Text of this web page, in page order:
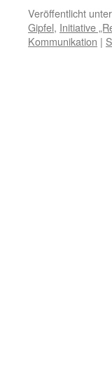
Veröffentlicht unter
Gipfel, Initiative
Kommunikation |